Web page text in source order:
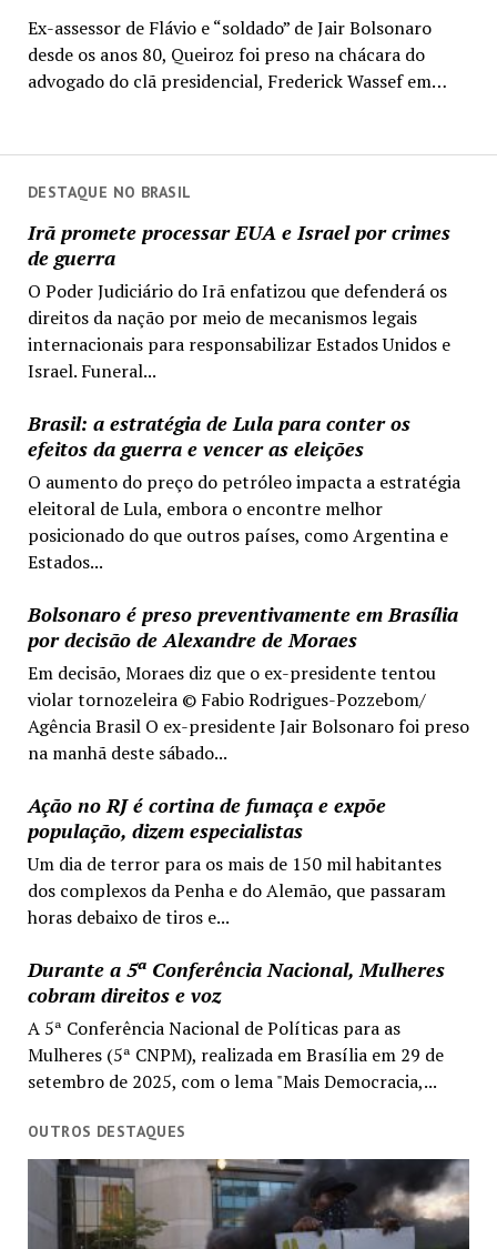
DESTAQUE NO BRASIL
Irã promete processar EUA e Israel por crimes
de guerra
O Poder Judiciário do Irã enfatizou que defenderá os
direitos da nação por meio de mecanismos legais
internacionais para responsabilizar Estados Unidos e
Israel. Funeral...
Brasil: a estratégia de Lula para conter os
efeitos da guerra e vencer as eleições
O aumento do preço do petróleo impacta a estratégia
eleitoral de Lula, embora o encontre melhor
posicionado do que outros países, como Argentina e
Estados...
Bolsonaro é preso preventivamente em Brasília
por decisão de Alexandre de Moraes
Em decisão, Moraes diz que o ex-presidente tentou
violar tornozeleira © Fabio Rodrigues-Pozzebom/
Agência Brasil O ex-presidente Jair Bolsonaro foi preso
na manhã deste sábado...
Ação no RJ é cortina de fumaça e expõe
população, dizem especialistas
Um dia de terror para os mais de 150 mil habitantes
dos complexos da Penha e do Alemão, que passaram
horas debaixo de tiros e...
Durante a 5ª Conferência Nacional, Mulheres
cobram direitos e voz
A 5ª Conferência Nacional de Políticas para as
Mulheres (5ª CNPM), realizada em Brasília em 29 de
setembro de 2025, com o lema "Mais Democracia,...
OUTROS DESTAQUES
Ex-assessor de Flávio e “soldado” de Jair Bolsonaro
desde os anos 80, Queiroz foi preso na chácara do
advogado do clã presidencial, Frederick Wassef em…